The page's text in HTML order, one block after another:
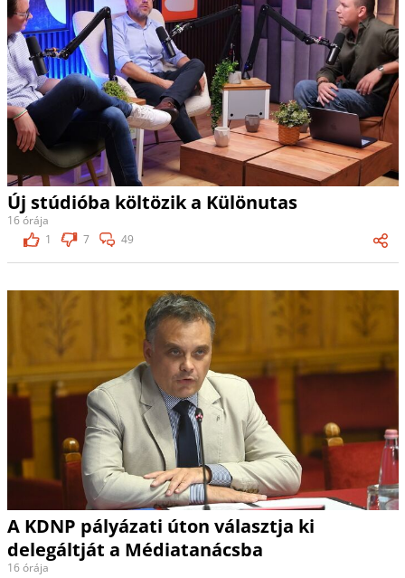
Új stúdióba költözik a Különutas
16 órája
1
7 49
A KDNP pályázati úton választja ki
delegáltját a Médiatanácsba
16 órája